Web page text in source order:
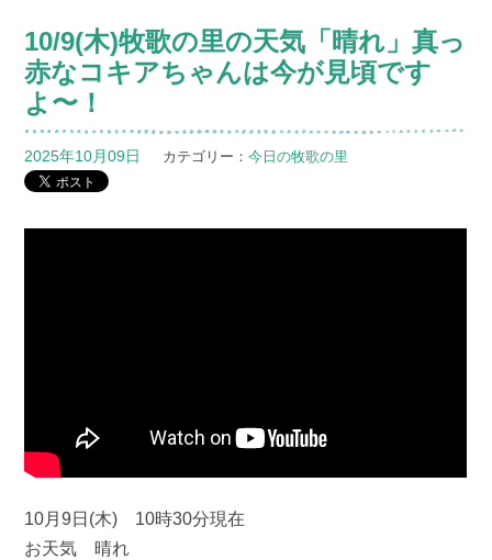
10/9(木)牧歌の里の天気「晴れ」真っ
赤なコキアちゃんは今が見頃です
よ〜！
2025年10月09日 カテゴリー：今日の牧歌の里
10月9日(木) 10時30分現在
お天気 晴れ